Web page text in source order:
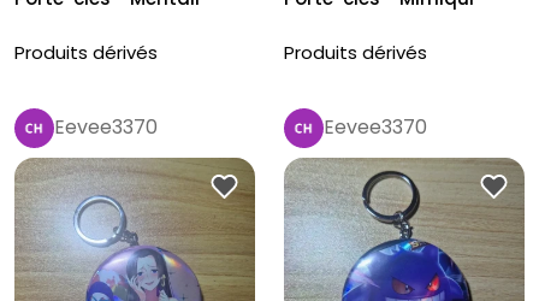
Produits dérivés Produits dérivés
Eevee3370 Eevee3370